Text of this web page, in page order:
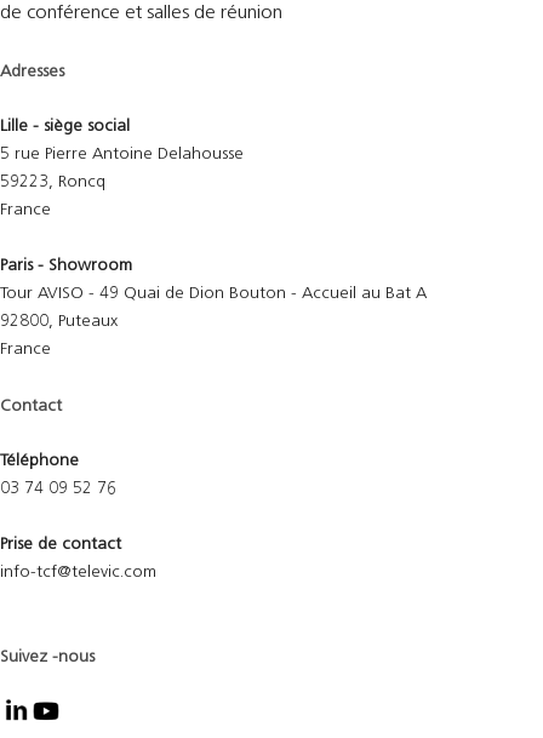
de conférence et salles de réunion
Adresses
Lille - siège social
5 rue Pierre Antoine Delahousse
59223, Roncq
France
Paris - Showroom
Tour AVISO - 49 Quai de Dion Bouton - Accueil au Bat A
92800, Puteaux
France
Contact
Téléphone
03 74 09 52 76
Prise de contact
info-tcf@televic.com
Suivez -nous